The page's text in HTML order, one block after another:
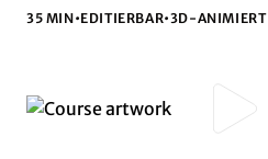
35 MIN•EDITIERBAR•3D-ANIMIERT